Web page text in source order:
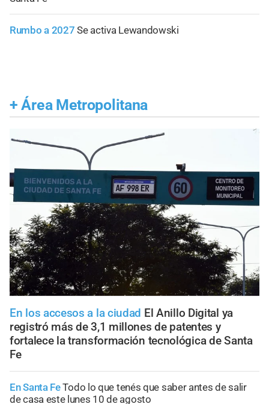
Rumbo a 2027 Se activa Lewandowski
+ Área Metropolitana
En los accesos a la ciudad El Anillo Digital ya
registró más de 3,1 millones de patentes y
fortalece la transformación tecnológica de Santa
Fe
En Santa FeTodo lo que tenés que saber antes de salir
de casa este lunes 10 de agosto